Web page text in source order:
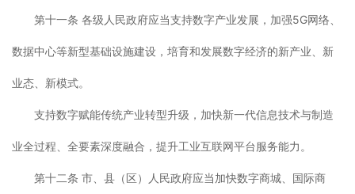
第十一条 各级人民政府应当支持数字产业发展，加强5G网络、
数据中心等新型基础设施建设，培育和发展数字经济的新产业、新
业态、新模式。
支持数字赋能传统产业转型升级，加快新一代信息技术与制造
业全过程、全要素深度融合，提升工业互联网平台服务能力。
第十二条 市、县（区）人民政府应当加快数字商城、国际商